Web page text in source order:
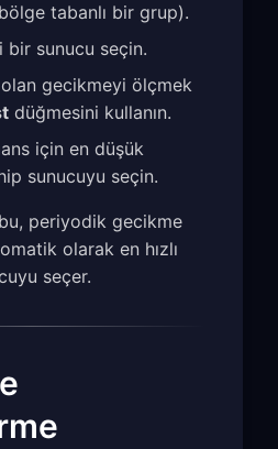
tabanlı bir grup).
bir sunucu seçin.
gecikmeyi ölçmek
düğmesini kullanın.
için en düşük
sunucuyu seçin.
periyodik gecikme
olarak en hızlı
seçer.